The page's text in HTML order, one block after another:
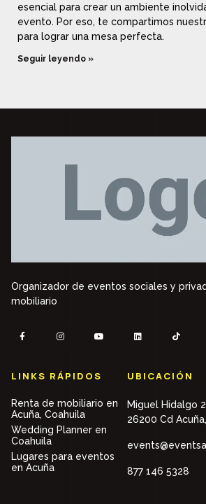
esencial para crear un ambiente
evento. Por eso, te compartimos
para lograr una mesa perfecta.
Seguir leyendo »
Organizador de eventos sociales y
mobiliario
LINKS RÁPIDOS
Renta de mobiliario en
Acuña, Coahuila
Wedding Planner en
Coahuila
Lugares para eventos
en Acuña
UBICACIÓN
Miguel Hidalgo
26200 Cd
877 146 5328